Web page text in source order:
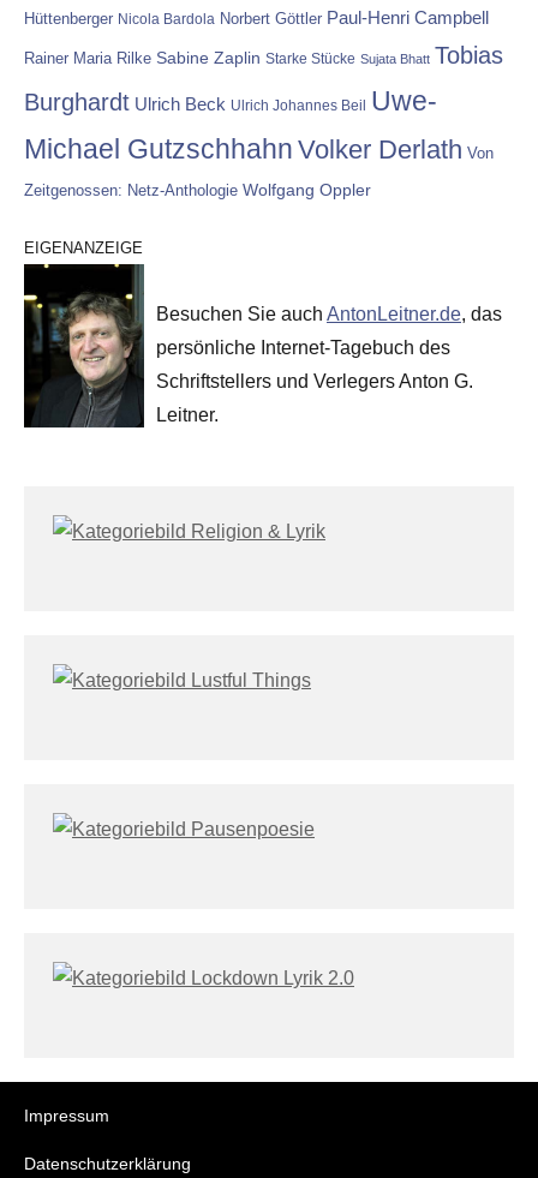
Hüttenberger Nicola Bardola Norbert Göttler Paul-Henri Campbell
Rainer Maria Rilke Sabine Zaplin Starke Stücke Sujata Bhatt Tobias
Burghardt Ulrich Beck Ulrich Johannes Beil Uwe-
Michael Gutzschhahn Volker Derlath Von
Zeitgenossen: Netz-Anthologie Wolfgang Oppler
EIGENANZEIGE
Besuchen Sie auch AntonLeitner.de, das
persönliche Internet-Tagebuch des
Schriftstellers und Verlegers Anton G.
Leitner.
Impressum
Datenschutzerklärung